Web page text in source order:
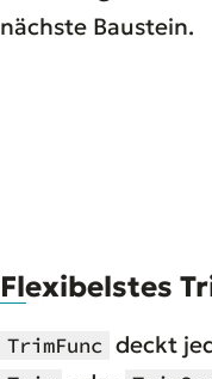
nächste Baustein.
Flexibelstes
TrimFunc deckt